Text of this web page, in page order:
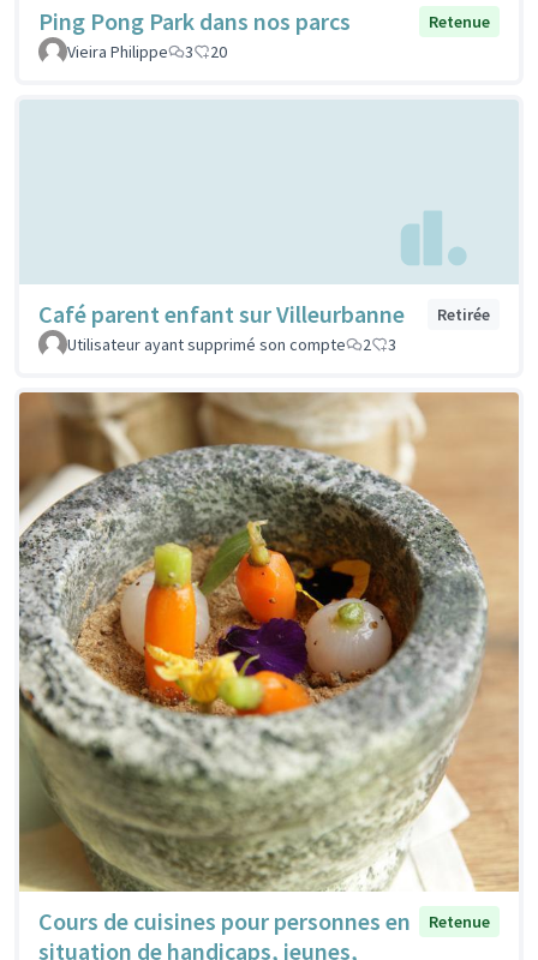
Ping Pong Park dans nos parcs
Retenue
Vieira Philippe
3 20
Café parent enfant sur Villeurbanne
Retirée
Utilisateur ayant supprimé son compte
2 3
Cours de cuisines pour personnes en
situation de handicaps, jeunes,
Retenue